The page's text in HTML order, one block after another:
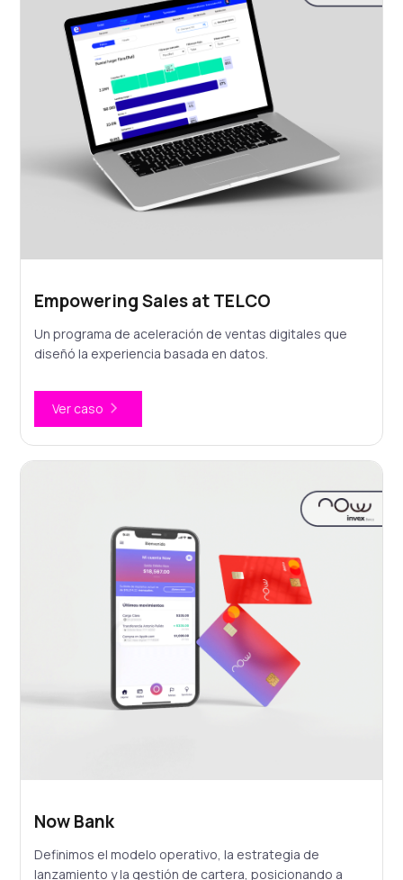
Empowering Sales at TELCO
Un programa de aceleración de ventas digitales que
diseñó la experiencia basada en datos.
Ver caso
Now Bank
Definimos el modelo operativo, la estrategia de
lanzamiento y la gestión de cartera, posicionando a